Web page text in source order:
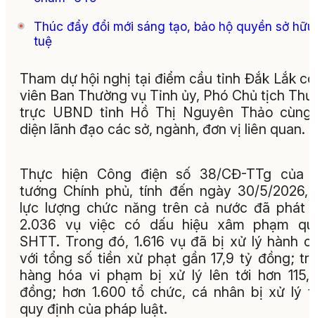
Thúc đẩy đổi mới sáng tạo, bảo hộ quyền sở
tuệ
Tham dự hội nghị tại điểm cầu tỉnh Đắk Lắk
viên Ban Thường vụ Tỉnh ủy, Phó Chủ tịch
trực UBND tỉnh Hồ Thị Nguyên Thảo
diện lãnh đạo các sở, ngành, đơn vị liên quan.
Thực hiện Công điện số 38/CĐ-TTg của
tướng Chính phủ, tính đến ngày 30/5/2026,
lực lượng chức năng trên cả nước đã phát
2.036 vụ việc có dấu hiệu xâm phạm
SHTT. Trong đó, 1.616 vụ đã bị xử lý hành
với tổng số tiền xử phạt gần 17,9 tỷ đồng;
hàng hóa vi phạm bị xử lý lên tới hơn
đồng; hơn 1.600 tổ chức, cá nhân bị xử lý
quy định của pháp luật.